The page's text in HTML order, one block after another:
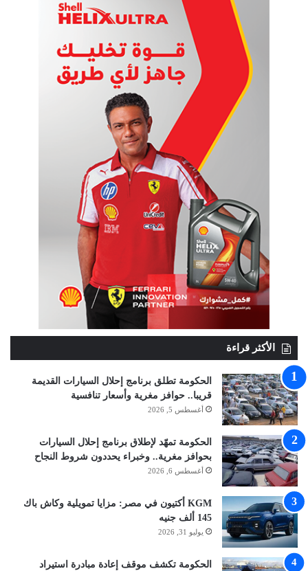
الأكثر قراءة
الحكومة تطلق برنامج إحلال السيارات القديمة
قريبا.. حوافز مغرية وأسعار تنافسية
أغسطس 5, 2026
الحكومة تمهّد لإطلاق برنامج إحلال السيارات
بحوافز مغرية.. وخبراء يحددون شروط النجاح
أغسطس 6, 2026
KGM أكتيون في مصر: مزايا تمويلية وكاش باك
145 ألف جنيه
يوليو 31, 2026
الحكومة تكشف موقف إعادة مبادرة استيراد